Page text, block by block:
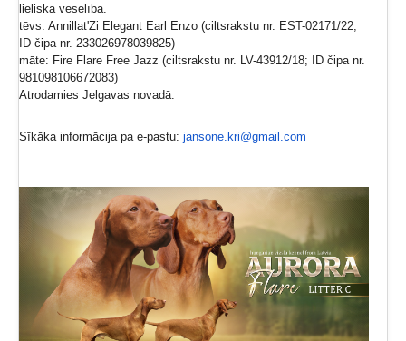
lieliska veselība.
tēvs: Annillat'Zi Elegant Earl Enzo (ciltsrakstu nr. EST-02171/22;
ID čipa nr. 233026978039825)
māte: Fire Flare Free Jazz (ciltsrakstu nr. LV-43912/18; ID čipa nr.
981098106672083)
Atrodamies Jelgavas novadā.
Sīkāka informācija pa e-pastu: jansone.kri@gmail.com